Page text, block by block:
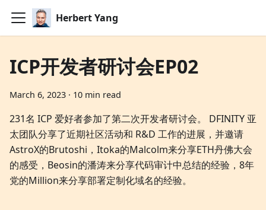
Herbert Yang
ICP开发者研讨会EP02
March 6, 2023 · 10 min read
231名 ICP 爱好者参加了第二次开发者研讨会。 DFINITY 亚
太团队分享了近期社区活动和 R&D 工作的进展，并邀请
AstroX的Brutoshi，Itoka的Malcolm来分享ETH丹佛大会
的感受，Beosin的潘涛来分享代码审计中总结的经验，8年
党的Million来分享部署定制化域名的经验。